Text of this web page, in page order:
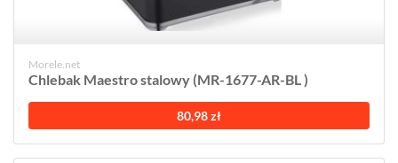
Morele.net
Chlebak Maestro stalowy (MR-1677-AR-BL )
80,98 zł